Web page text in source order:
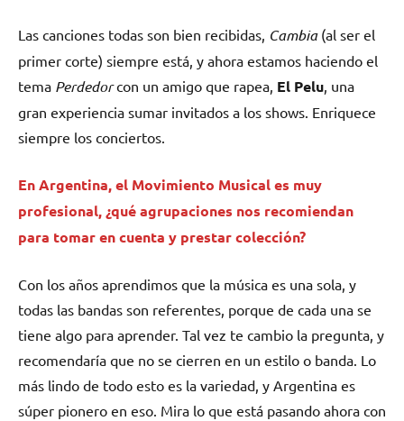
Las canciones todas son bien recibidas, Cambia (al ser el
primer corte) siempre está, y ahora estamos haciendo el
tema Perdedorcon un amigo que rapea, El Pelu, una
gran experiencia sumar invitados a los shows. Enriquece
siempre los conciertos.
En Argentina, el Movimiento Musical es muy
profesional, ¿qué agrupaciones nos recomiendan
para tomar en cuenta y prestar colección?
Con los años aprendimos que la música es una sola, y
todas las bandas son referentes, porque de cada una se
tiene algo para aprender. Tal vez te cambio la pregunta, y
recomendaría que no se cierren en un estilo o banda. Lo
más lindo de todo esto es la variedad, y Argentina es
súper pionero en eso. Mira lo que está pasando ahora con